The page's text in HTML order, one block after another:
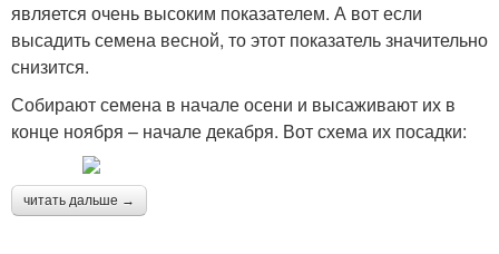
является очень высоким показателем. А вот если
высадить семена весной, то этот показатель значительно
снизится.
Собирают семена в начале осени и высаживают их в
конце ноября – начале декабря. Вот схема их посадки:
читать дальше →